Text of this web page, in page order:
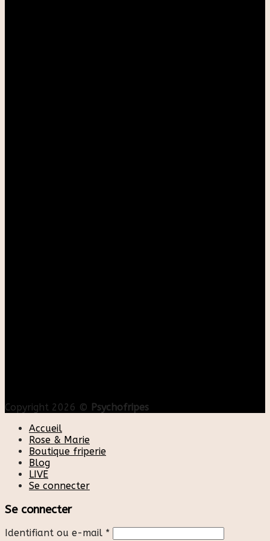
Copyright 2026 © Psychofripes
Accueil
Rose & Marie
Boutique friperie
Blog
LIVE
Se connecter
Se connecter
Identifiant ou e-mail *